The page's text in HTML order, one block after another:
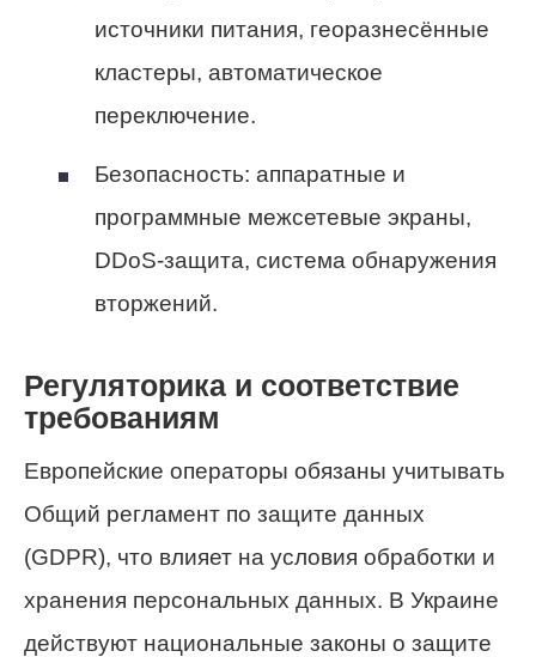
источники питания, георазнесённые
кластеры, автоматическое
переключение.
Безопасность: аппаратные и
программные межсетевые экраны,
DDoS‑защита, система обнаружения
вторжений.
Регуляторика и соответствие
требованиям
Европейские операторы обязаны учитывать
Общий регламент по защите данных
(GDPR), что влияет на условия обработки и
хранения персональных данных. В Украине
действуют национальные законы о защите